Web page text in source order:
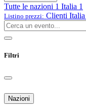
Tutte le nazioni 1 Italia 1
Listino prezzi: Clienti Italia
Filtri
Nazioni